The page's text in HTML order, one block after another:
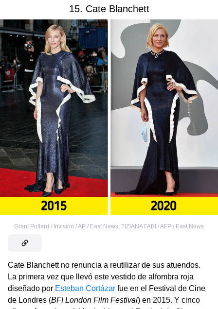
15. Cate Blanchett
Grant Pollard / Invision / AP / East News, TIZIANA FABI / AFP / East News
Cate Blanchett no renuncia a reutilizar de sus atuendos.
La primera vez que llevó este vestido de alfombra roja
diseñado por Esteban Cortázar fue en el Festival de Cine
de Londres (BFI London Film Festival) en 2015. Y cinco